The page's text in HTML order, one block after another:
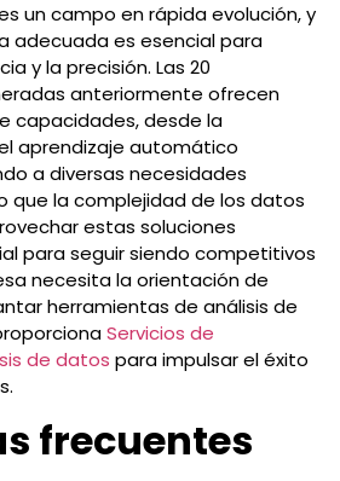
un campo en rápida evolución, y
adecuada es esencial para
y la precisión. Las 20
anteriormente ofrecen
capacidades, desde la
aprendizaje automático
a diversas necesidades
que la complejidad de los datos
estas soluciones
para seguir siendo competitivos
necesita la orientación de
herramientas de análisis de
Servicios de
de datos para impulsar el éxito
frecuentes